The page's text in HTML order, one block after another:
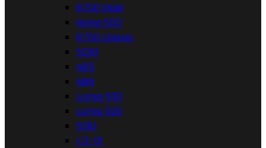
6700 Slide
Nokia 500
6700 classic
5230
N85
N86
Lumia 530
Lumia 520
5310
C3-01